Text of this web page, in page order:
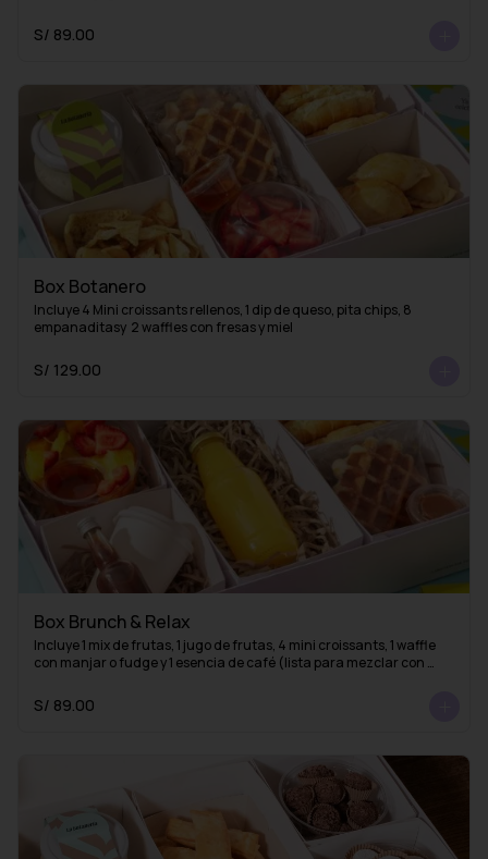
caliente y obtener un delicioso café americano)
S/ 89.00
Box Botanero
Incluye 4 Mini croissants rellenos, 1 dip de queso, pita chips, 8
empanaditasy  2 waffles con fresas y miel
S/ 129.00
Box Brunch & Relax
Incluye 1 mix de frutas, 1 jugo de frutas, 4 mini croissants, 1 waffle
con manjar o fudge y 1 esencia de café (lista para mezclar con
S/ 89.00